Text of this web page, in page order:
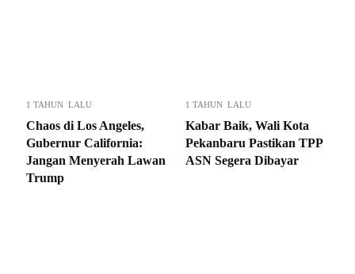
1 TAHUN LALU
Chaos di Los Angeles,
Gubernur California:
Jangan Menyerah Lawan
Trump
1 TAHUN LALU
Kabar Baik, Wali Kota
Pekanbaru Pastikan TPP
ASN Segera Dibayar